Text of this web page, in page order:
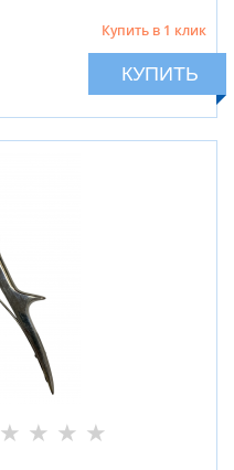
Купить в 1 клик
КУПИТЬ
★ ★ ★ ★